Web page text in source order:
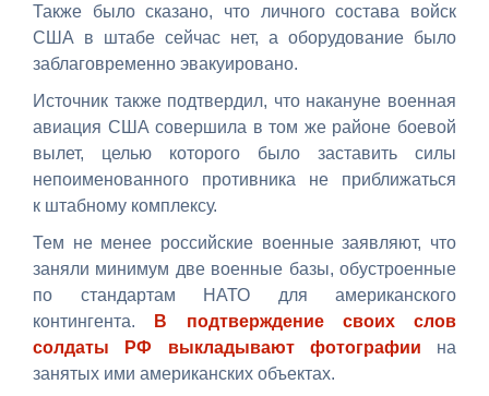
Также было сказано, что личного состава войск
США в штабе сейчас нет, а оборудование было
заблаговременно эвакуировано.
Источник также подтвердил, что накануне военная
авиация США совершила в том же районе боевой
вылет, целью которого было заставить силы
непоименованного противника не приближаться
к штабному комплексу.
Тем не менее российские военные заявляют, что
заняли минимум две военные базы, обустроенные
по стандартам НАТО для американского
контингента.
В подтверждение своих слов
солдаты РФ выкладывают фотографии на
занятых ими американских объектах.